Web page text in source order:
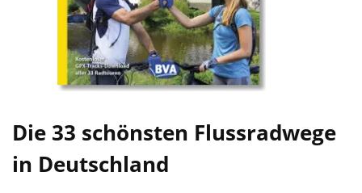
Die 33 schönsten Flussradwege
in Deutschland